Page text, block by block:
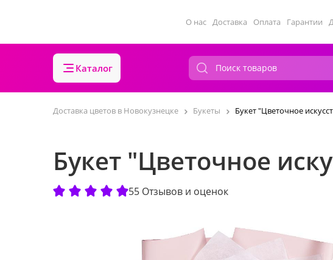
О нас Доставка Оплата Гарантии
Каталог
Доставка цветов в Новокузнецке Букеты Букет "Цветочное
Букет "Цветочное
55 Отзывов и оценок